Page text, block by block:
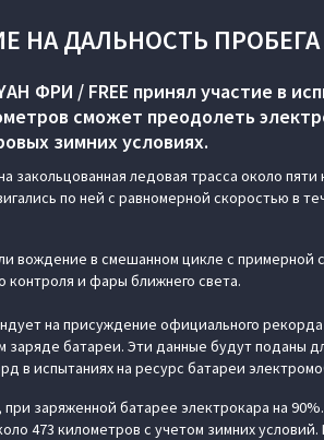
НА ДАЛЬНОСТЬ ПРОБЕГА
ФРИ / FREE принял участие в
сможет преодолеть
зимних условиях.
закольцованная ледовая трасса около
по ней с равномерной скоростью в
вождение в смешанном цикле с примерной
контроля и фары ближнего света.
на присуждение официального рекорда
заряде батареи. Эти данные будут поданы
в испытаниях на ресурс батареи
заряженной батарее электрокара на
473 километров с учетом зимних условий.